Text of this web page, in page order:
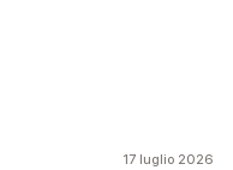
17 luglio 2026